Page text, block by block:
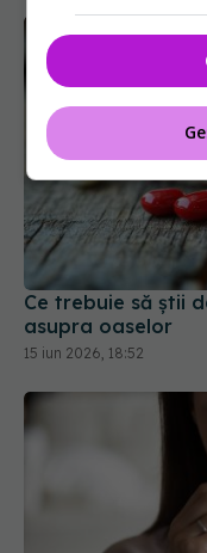
Ce trebuie să știi
asupra oaselor
15 iun 2026, 18:52